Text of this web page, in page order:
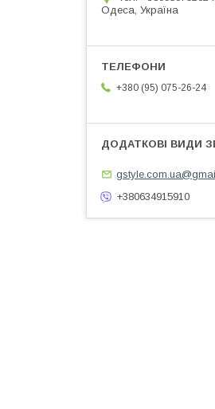
Одеса, Україна
+380 (95) 075-26-24
+380634915910